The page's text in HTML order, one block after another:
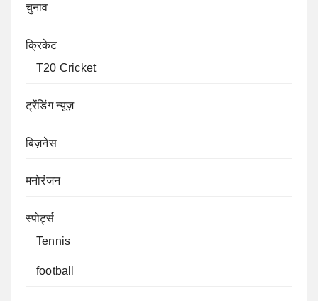
चुनाव
क्रिकेट
T20 Cricket
ट्रेंडिंग न्यूज़
बिज़नेस
मनोरंजन
स्पोर्ट्स
Tennis
football